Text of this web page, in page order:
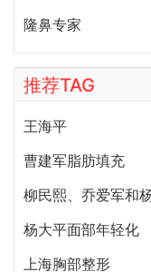
隆鼻专家
推荐TAG
王海平
曹建军脂肪填充
柳民熙、乔爱军和
杨大平面部年轻化
上海胸部整形